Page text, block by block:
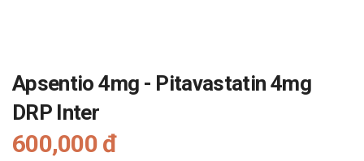
Apsentio 4mg - Pitavastatin 4mg
DRP Inter
600,000 đ